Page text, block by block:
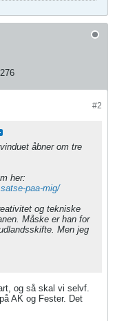
#2
åbner om tre
her:
paa-mig/
og tekniske
Måske er han for
Men jeg
og så skal vi selvf.
AK og Fester. Det